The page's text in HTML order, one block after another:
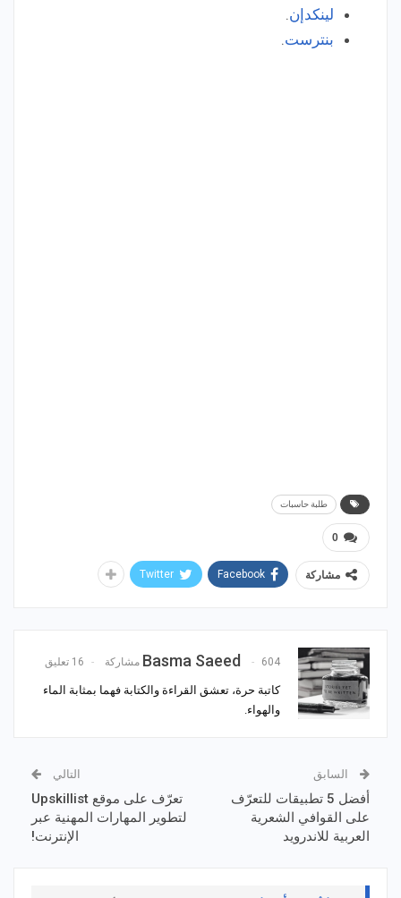
لينكدإن.
بنترست.
طلبة حاسبات
0
مشاركة Facebook
Twitter
Basma Saeed 604 مشاركة 16 تعليق
كاتبة حرة، تعشق القراءة والكتابة فهما بمثابة الماء
والهواء.
السابق
أفضل 5 تطبيقات للتعرّف
على القوافي الشعرية
العربية للاندرويد
التالي
تعرّف على موقع Upskillist
لتطوير المهارات المهنية عبر
الإنترنت!